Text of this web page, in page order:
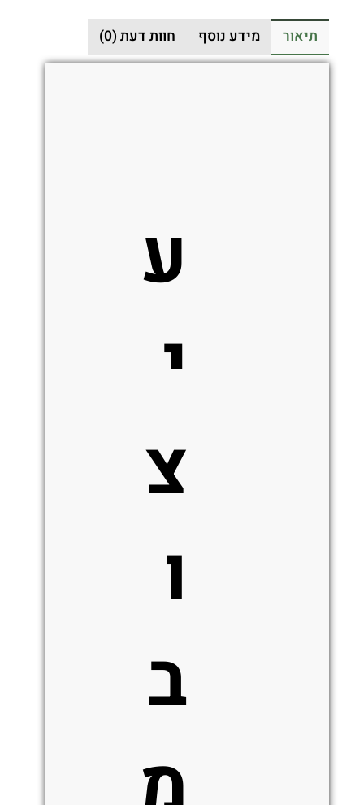
/
אפור
תיאור מידע נוסף חוות דעת (0)
ע
י
צ
ו
ב